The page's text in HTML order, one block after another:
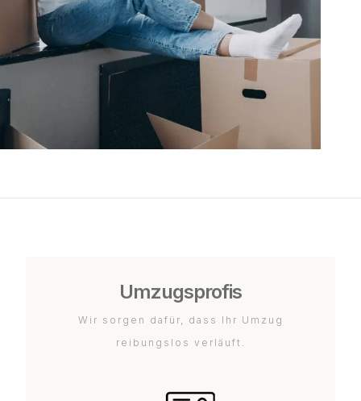
Umzugsprofis
Wir sorgen dafür, dass Ihr Umzug
reibungslos verläuft.